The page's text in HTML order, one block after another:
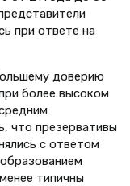
при ответе на
доверию
более высоком
что презервативы
с ответом
типичны